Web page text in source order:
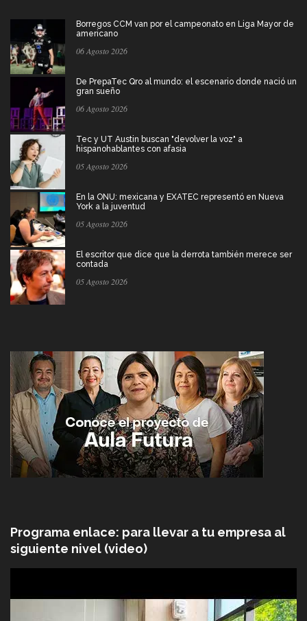
Borregos CCM van por el campeonato en Liga Mayor de
americano
06 Agosto 2026
De PrepaTec Qro al mundo: el escenario donde nació un
gran sueño
06 Agosto 2026
Tec y UT Austin buscan "devolver la voz" a
hispanohablantes con afasia
05 Agosto 2026
En la ONU: mexicana y EXATEC representó en Nueva
York a la juventud
05 Agosto 2026
El escritor que dice que la derrota también merece ser
contada
05 Agosto 2026
Programa enlace: para llevar a tu empresa al
siguiente nivel (video)